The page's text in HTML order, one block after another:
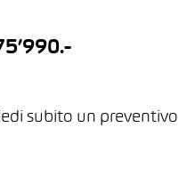
subito un preventivo